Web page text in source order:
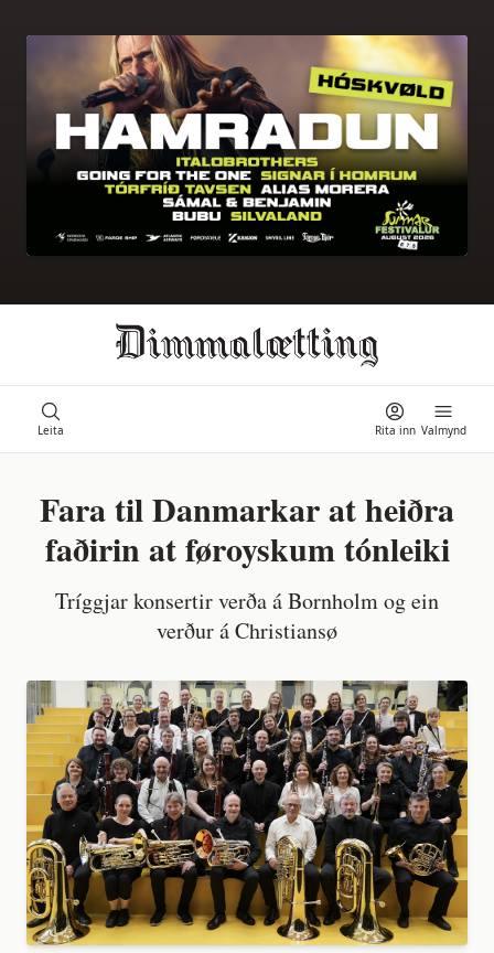
Leita Valmynd
Rita inn
Ongi úrslit
Fara til Danmarkar at heiðra
faðirin at føroyskum tónleiki
Tríggjar konsertir verða á Bornholm og ein
verður á Christiansø